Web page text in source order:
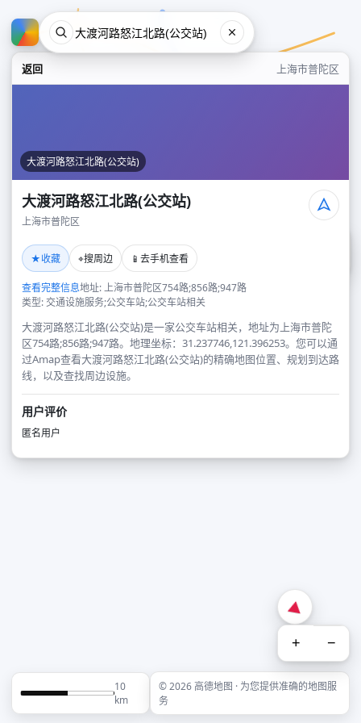
返回 上海市普陀区
大渡河路怒江北路(公交站)
大渡河路怒江北路(公交站)
上海市普陀区
★收藏 ⌖搜周边 📱 去手机查看
查看完整信息地址: 上海市普陀区754路;856路;947路
类型: 交通设施服务;公交车站;公交车站相关
大渡河路怒江北路(公交站)是一家公交车站相关，地址为上海市普陀
区754路;856路;947路。地理坐标：31.237746,121.396253。您可以通
过Amap查看大渡河路怒江北路(公交站)的精确地图位置、规划到达路
线，以及查找周边设施。
用户评价
匿名用户
+ −
10
km
© 2026 高德地图 · 为您提供准确的地图服
务